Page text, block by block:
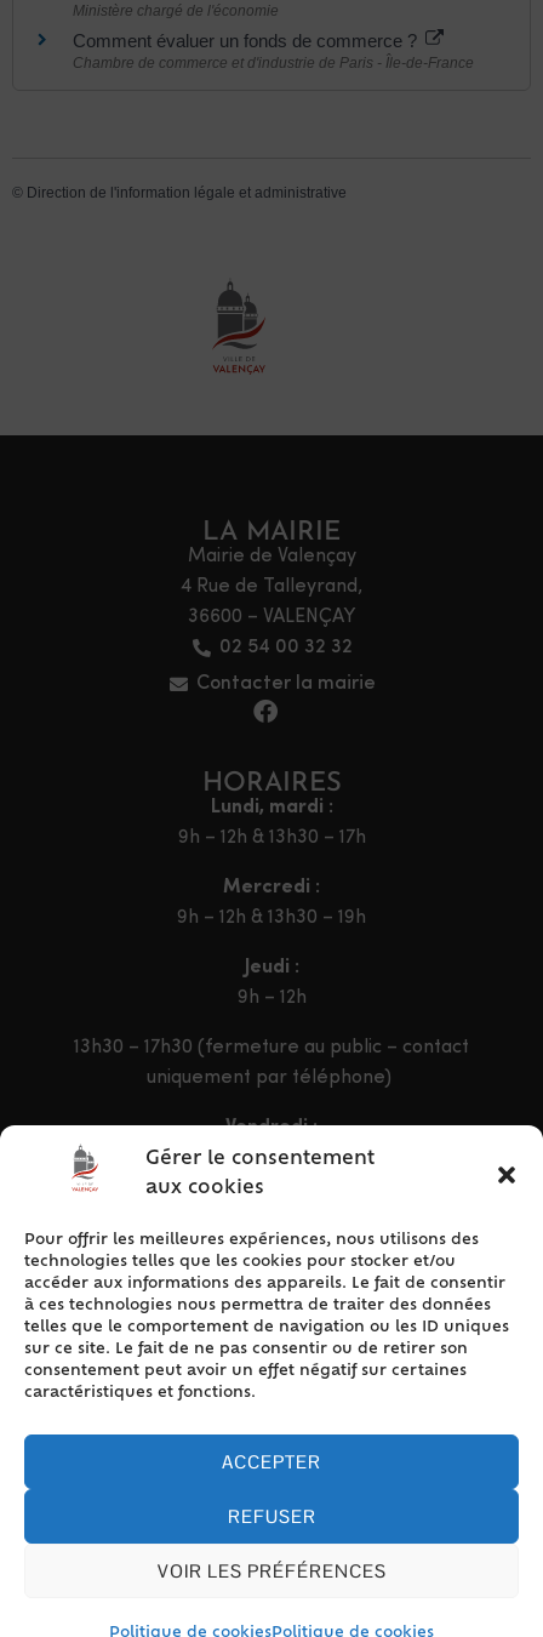
Gérer le consentement
aux cookies
Pour offrir les meilleures expériences, nous utilisons des
technologies telles que les cookies pour stocker et/ou
accéder aux informations des appareils. Le fait de consentir
à ces technologies nous permettra de traiter des données
telles que le comportement de navigation ou les ID uniques
sur ce site. Le fait de ne pas consentir ou de retirer son
consentement peut avoir un effet négatif sur certaines
caractéristiques et fonctions.
ACCEPTER
REFUSER
VOIR LES PRÉFÉRENCES
Politique de cookiesPolitique de cookies
Ministère chargé de l'économie
Comment évaluer un fonds de commerce ?
Chambre de commerce et d'industrie de Paris - Île-de-France
© Direction de l'information légale et administrative
LA MAIRIE
Mairie de Valençay
4 Rue de Talleyrand,
36600 – VALENÇAY
02 54 00 32 32
Contacter la mairie
HORAIRES
Lundi, mardi :
9h – 12h & 13h30 – 17h
Mercredi :
9h – 12h & 13h30 – 19h
Jeudi :
9h – 12h
13h30 – 17h30 (fermeture au public – contact
uniquement par téléphone)
Vendredi :
9h – 12h & 13h30 – 16h30
ACCÈS RAPIDE
Accueil
Contact
Plan du site
Mentions légales
Politique de cookies (UE)